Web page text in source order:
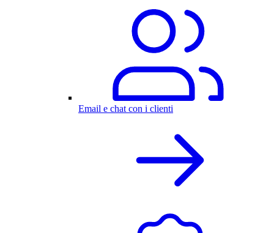
Email e chat con i clienti